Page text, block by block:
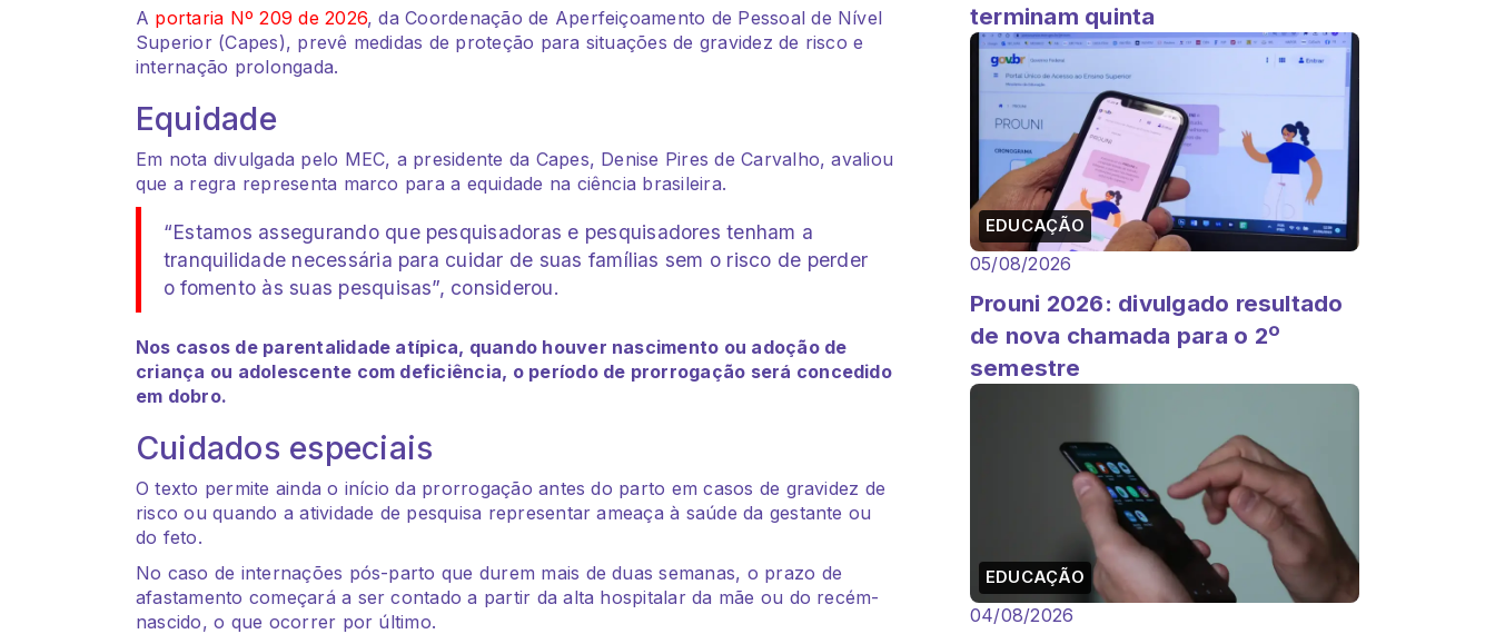
A portaria Nº 209 de 2026, da Coordenação de Aperfeiçoamento de Pessoal de Nível
Superior (Capes), prevê medidas de proteção para situações de gravidez de risco e
internação prolongada.
Equidade
Em nota divulgada pelo MEC, a presidente da Capes, Denise Pires de Carvalho, avaliou
que a regra representa marco para a equidade na ciência brasileira.
“Estamos assegurando que pesquisadoras e pesquisadores tenham a
tranquilidade necessária para cuidar de suas famílias sem o risco de perder
o fomento às suas pesquisas”, considerou.
Nos casos de parentalidade atípica, quando houver nascimento ou adoção de
criança ou adolescente com deficiência, o período de prorrogação será concedido
em dobro.
Cuidados especiais
O texto permite ainda o início da prorrogação antes do parto em casos de gravidez de
risco ou quando a atividade de pesquisa representar ameaça à saúde da gestante ou
do feto.
No caso de internações pós-parto que durem mais de duas semanas, o prazo de
afastamento começará a ser contado a partir da alta hospitalar da mãe ou do recém-
nascido, o que ocorrer por último.
terminam quinta
EDUCAÇÃO
05/08/2026
Prouni 2026: divulgado resultado
de nova chamada para o 2º
semestre
EDUCAÇÃO
04/08/2026